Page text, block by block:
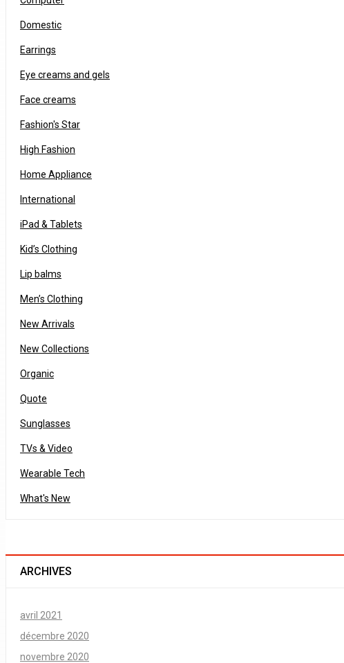
Domestic
Earrings
Eye creams and gels
Face creams
Fashion's Star
High Fashion
Home Appliance
International
iPad & Tablets
Kid’s Clothing
Lip balms
Men’s Clothing
New Arrivals
New Collections
Organic
Quote
Sunglasses
TVs & Video
Wearable Tech
What's New
ARCHIVES
avril 2021
décembre 2020
novembre 2020